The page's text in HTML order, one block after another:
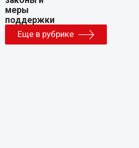
Еще в рубрике